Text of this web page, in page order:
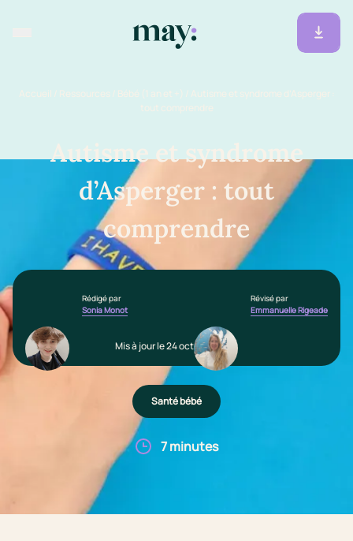
Accueil / Ressources / Bébé (1 an et +) / Autisme et syndrome d’Asperger :
tout comprendre
Autisme et syndrome
d’Asperger : tout
comprendre
Rédigé par
Sonia Monot
Révisé par
Emmanuelle Rigeade
Mis à jour le 24 octobre 2024
Santé bébé
7 minutes